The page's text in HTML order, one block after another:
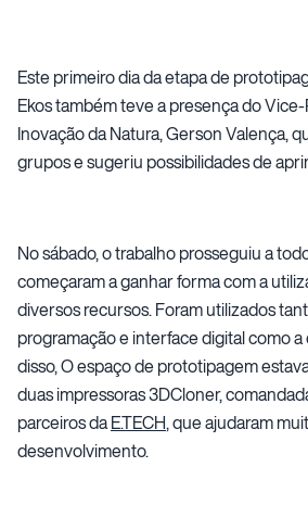
Este primeiro dia da etapa de
Ekos também teve a presença do
Inovação da Natura, Gerson Valença,
grupos e sugeriu possibilidades de
No sábado, o trabalho prosseguiu a
começaram a ganhar forma com a
diversos recursos. Foram utilizados
programação e interface digital como
disso, O espaço de prototipagem
duas impressoras 3DCloner,
parceiros daE.TECH, que ajudaram
desenvolvimento.